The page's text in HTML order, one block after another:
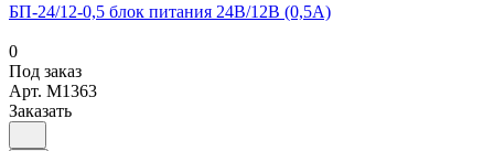
БП-24/12-0,5 блок питания 24В/12В (0,5А)
0
Под заказ
Арт. M1363
Заказать